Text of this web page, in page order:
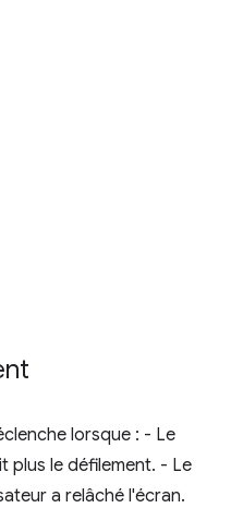
lorsque : - Le
plus le défilement. - Le
a relâché l'écran.